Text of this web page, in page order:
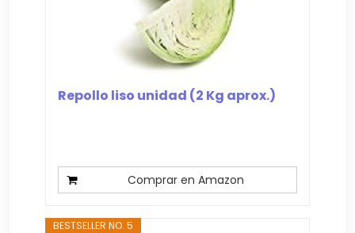
Repollo liso unidad (2 Kg aprox.)
Comprar en Amazon
BESTSELLER NO. 5